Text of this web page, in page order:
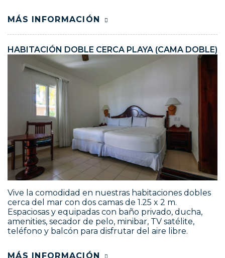
MÁS INFORMACIÓN
HABITACIÓN DOBLE CERCA PLAYA (CAMA DOBLE)
Vive la comodidad en nuestras habitaciones dobles
cerca del mar con dos camas de 1.25 x 2 m.
Espaciosas y equipadas con baño privado, ducha,
amenities, secador de pelo, minibar, TV satélite,
teléfono y balcón para disfrutar del aire libre.
MÁS INFORMACIÓN